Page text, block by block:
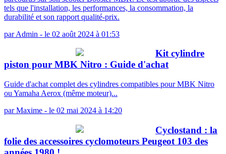
tels que l'installation, les performances, la consommation, la
durabilité et son rapport qualité-prix.
parAdmin - le 02 août 2024 à 01:53
Kit cylindre
piston pour MBK Nitro : Guide d'achat
Guide d'achat complet des cylindres compatibles pour MBK Nitro
ou Yamaha Aerox (même moteur)...
parMaxime - le 02 mai 2024 à 14:20
Cyclostand : la
folie des accessoires cyclomoteurs Peugeot 103 des